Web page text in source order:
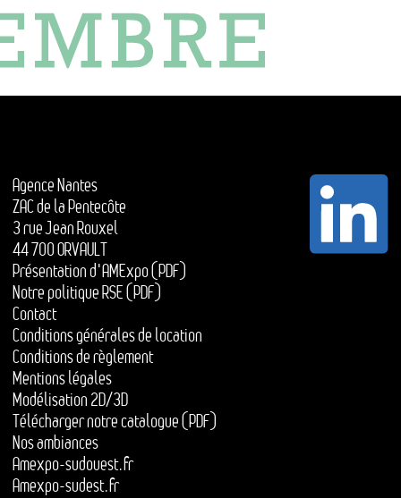
Agence Nantes
ZAC de la Pentecôte
3 rue Jean Rouxel
44 700 ORVAULT
Présentation d'AMExpo (PDF)
Notre politique RSE (PDF)
Contact
Conditions générales de location
Conditions de règlement
Mentions légales
Modélisation 2D/3D
Télécharger notre catalogue (PDF)
Nos ambiances
Amexpo-sudouest.fr
Amexpo-sudest.fr